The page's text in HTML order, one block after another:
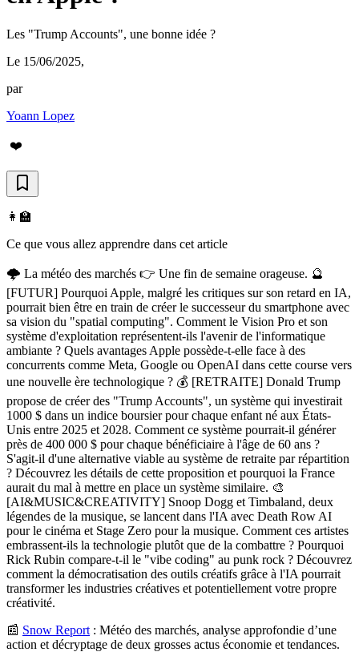
Les "Trump Accounts", une bonne idée ?
Le 15/06/2025,
par
Yoann Lopez
❤️
👩‍🏫
Ce que vous allez apprendre dans cet article
🌩️ La météo des marchés 👉 Une fin de semaine orageuse. 🔮
[FUTUR] Pourquoi Apple, malgré les critiques sur son retard en IA,
pourrait bien être en train de créer le successeur du smartphone avec
sa vision du "spatial computing". Comment le Vision Pro et son
système d'exploitation représentent-ils l'avenir de l'informatique
ambiante ? Quels avantages Apple possède-t-elle face à des
concurrents comme Meta, Google ou OpenAI dans cette course vers
une nouvelle ère technologique ? 💰 [RETRAITE] Donald Trump
propose de créer des "Trump Accounts", un système qui investirait
1000 $ dans un indice boursier pour chaque enfant né aux États-
Unis entre 2025 et 2028. Comment ce système pourrait-il générer
près de 400 000 $ pour chaque bénéficiaire à l'âge de 60 ans ?
S'agit-il d'une alternative viable au système de retraite par répartition
? Découvrez les détails de cette proposition et pourquoi la France
aurait du mal à mettre en place un système similaire. 🎨
[AI&MUSIC&CREATIVITY] Snoop Dogg et Timbaland, deux
légendes de la musique, se lancent dans l'IA avec Death Row AI
pour le cinéma et Stage Zero pour la musique. Comment ces artistes
embrassent-ils la technologie plutôt que de la combattre ? Pourquoi
Rick Rubin compare-t-il le "vibe coding" au punk rock ? Découvrez
comment la démocratisation des outils créatifs grâce à l'IA pourrait
transformer les industries créatives et potentiellement votre propre
créativité.
📰 Snow Report : Météo des marchés, analyse approfondie d’une
action et décryptage de deux grosses actus économie et tendances.